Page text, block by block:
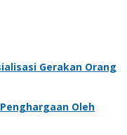
Gerakan Orang
Oleh